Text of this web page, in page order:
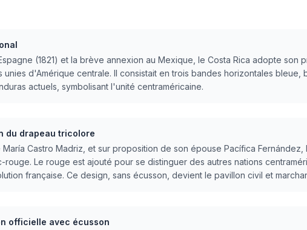
(1821) et la brève annexion au Mexique, le Costa Rica adopte son
d'Amérique centrale. Il consistait en trois bandes horizontales bleue,
actuels, symbolisant l'unité centraméricaine.
du drapeau tricolore
Castro Madriz, et sur proposition de son épouse Pacífica Fernández,
Le rouge est ajouté pour se distinguer des autres nations
française. Ce design, sans écusson, devient le pavillon civil et
officielle avec écusson